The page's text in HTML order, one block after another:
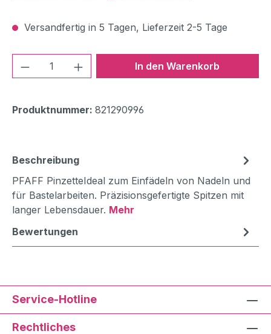
Versandfertig in 5 Tagen, Lieferzeit 2-5 Tage
Produkt Anzahl: Gib denIn den Warenkorb
Produktnummer: 821290996
Beschreibung
PFAFF PinzetteIdeal zum Einfädeln von Nadeln und
für Bastelarbeiten. Präzisionsgefertigte Spitzen mit
langer Lebensdauer. Mehr
Bewertungen
Service-Hotline
Rechtliches